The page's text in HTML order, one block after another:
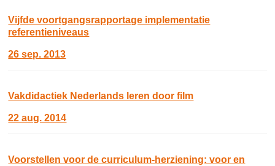
Vijfde voortgangsrapportage implementatie
referentieniveaus
26 sep. 2013
Vakdidactiek Nederlands leren door film
22 aug. 2014
Voorstellen voor de curriculum-herziening: voor en